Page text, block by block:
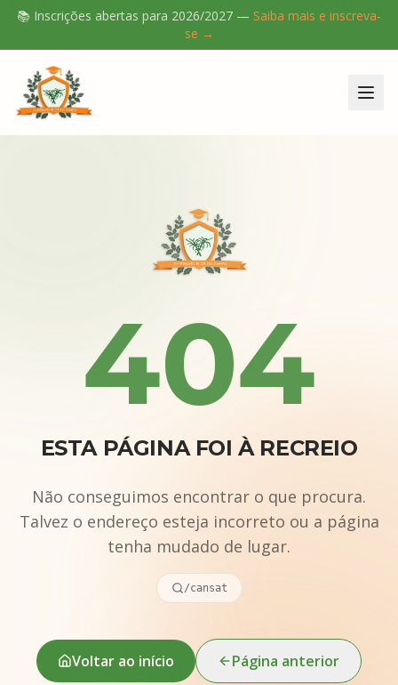
📚 Inscrições abertas para 2026/2027 — Saiba mais e inscreva-
se →
404
ESTA PÁGINA FOI À RECREIO
Não conseguimos encontrar o que procura.
Talvez o endereço esteja incorreto ou a página
tenha mudado de lugar.
/cansat
Voltar ao início Página anterior